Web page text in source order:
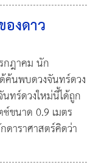
งดาว
กฎาคม นัก
ค้นพบดวงจันทร์ดวง
ทร์ดวงใหม่นี้ได้ถูก
ขนาด 0.9 เมตร
าราศาสตร์คิดว่า